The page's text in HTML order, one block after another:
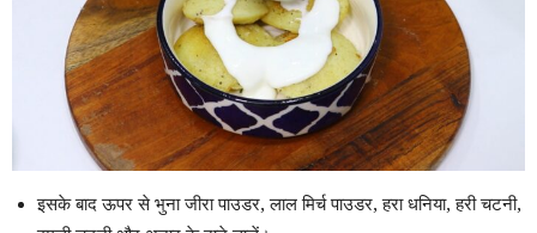
इसके बाद ऊपर से भुना जीरा पाउडर, लाल मिर्च पाउडर, हरा धनिया, हरी चटनी,